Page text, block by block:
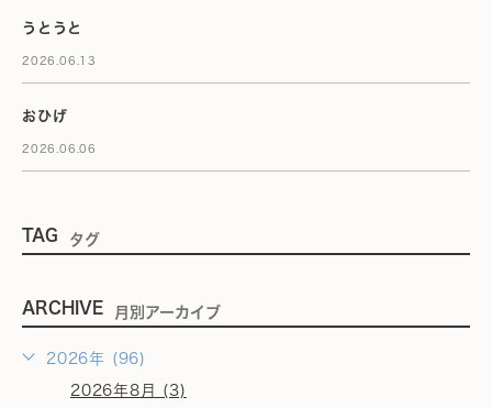
うとうと
2026.06.13
おひげ
2026.06.06
TAG タグ
ARCHIVE 月別アーカイブ
2026年 (96)
2026年8月 (3)